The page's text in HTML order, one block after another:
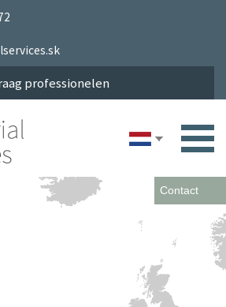
professionelen
Contact